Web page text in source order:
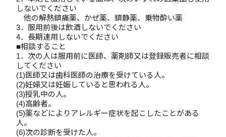
しないでください
他の解熱鎮痛薬、かぜ薬、鎮静薬、乗物酔い薬
3．服用前後は飲酒しないでください
4．長期連用しないでください
■相談すること
1．次の人は服用前に医師、薬剤師又は登録販売者に相談
してください
(1)医師又は歯科医師の治療を受けている人。
(2)妊婦又は妊娠していると思われる人。
(3)授乳中の人。
(4)高齢者。
(5)薬などによりアレルギー症状を起こしたことがある
人。
(6)次の診断を受けた人。